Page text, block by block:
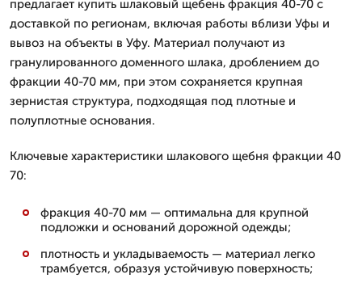
предлагает купить шлаковый щебень фракция 40-70 с
доставкой по регионам, включая работы вблизи Уфы и
вывоз на объекты в Уфу. Материал получают из
гранулированного доменного шлака, дроблением до
фракции 40-70 мм, при этом сохраняется крупная
зернистая структура, подходящая под плотные и
полуплотные основания.
Ключевые характеристики шлакового щебня фракции 40
70:
фракция 40-70 мм — оптимальна для крупной
подложки и оснований дорожной одежды;
плотность и укладываемость — материал легко
трамбуется, образуя устойчивую поверхность;